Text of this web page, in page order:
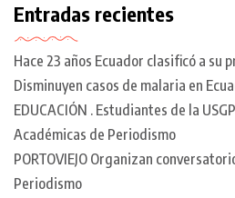
Entradas recientes
Hace 23 años Ecuador clasificó a su
Disminuyen casos de malaria en
EDUCACIÓN . Estudiantes de la
Académicas de Periodismo
PORTOVIEJO Organizan
Periodismo